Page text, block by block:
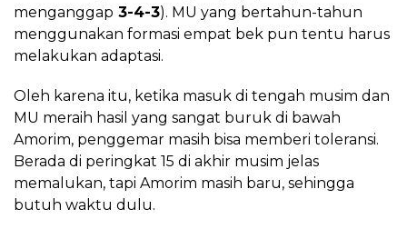
menganggap 3-4-3). MU yang bertahun-tahun
menggunakan formasi empat bek pun tentu harus
melakukan adaptasi.
Oleh karena itu, ketika masuk di tengah musim dan
MU meraih hasil yang sangat buruk di bawah
Amorim, penggemar masih bisa memberi toleransi.
Berada di peringkat 15 di akhir musim jelas
memalukan, tapi Amorim masih baru, sehingga
butuh waktu dulu.